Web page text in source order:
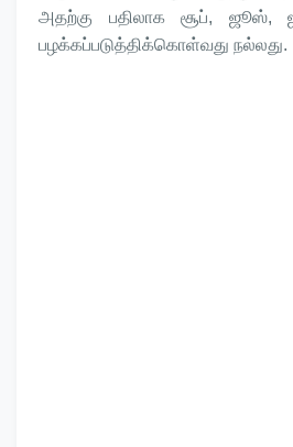
அதற்கு பதிலாக சூப், ஜூஸ்,
பழக்கப்படுத்திக்கொள்வது நல்லது.